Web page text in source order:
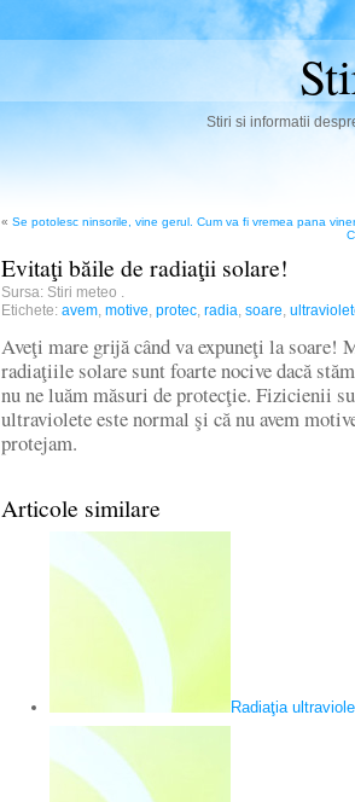
Stiri si informatii
« Se potolesc ninsorile, vine gerul. Cum va fi vremea pana
Evitaţi băile de radiaţii solare!
Sursa: Stiri meteo
Etichete: avem motive protec radia soare
Aveţi mare grijă când va expuneţi la soare!
radiaţiile solare sunt foarte nocive dacă
nu ne luăm măsuri de protecţie. Fizicienii
ultraviolete este normal şi că nu avem
protejam.
Articole similare
Radiaţia